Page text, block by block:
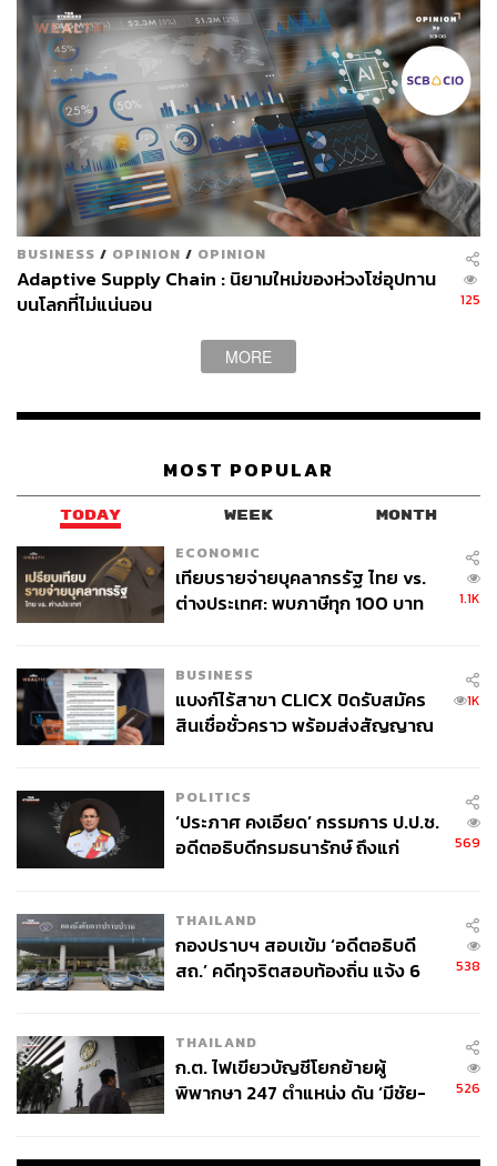
เติบโตในองค์กร หรือ Career Path ของตัวเองในภาพที่
ชัดเจนขึ้นว่าในองค์กรมี Career Path ในแต่ละสายงาน
อย่างไร และทำให้พนักงานเห็นผลการประเมิน
(Assessment) ว่ามี Skill Gap ด้านไหน และรู้ว่าต้องเติมชุด
ทักษะอะไรเพื่อพัฒนาขึ้นไปสู่ตำแหน่งนั้นๆ
เพราะพนักงานหลายคนสนใจมากขึ้นว่าตัวเองจะเติบโตใน
องค์กรได้อย่างไร ดังนั้นองค์กรจึงต้องออกแบบการฝึกอบรม
ที่ตอบโจทย์พนักงานแต่ละคนมากขึ้น การพัฒนาคนในวันนี้
ไม่ใช่แค่เพื่อองค์กรเท่านั้น แต่เพื่อช่วยให้พนักงานเติบโตใน
สายอาชีพของตัวเอง
Mentorship Programs
รุ่นพี่ในกลุ่ม Late Gen X ที่มีประสบการณ์และผู้บริหารหรือ
ภายใน 3-5 ปีข้างหน้า เป็นช่วงที่ผู้บริหารระดับ N หรือ N-1
ประเด็นสำคัญอยู่ที่การจะถ่ายทอดความรู้ หรือ Knowledge
Transfer ระหว่างคนที่เป็น Talent ในองค์กรกับผู้บริหารรุ่นพี่ที่
ขึ้น และสร้างระบบ Mentorship Programs ที่สอนคนที่จะมา
เป็น Mentor และ Mentee หรือคนที่จะได้รับการสอนด้วย
ในอดีตเราพยายามพูดว่าคนนั้นเกษียณไม่ได้ คนนี้เกษียณไม่
โครงการ Mentorship Programs เพื่อมา Matching คนที่ใกล้
จะเกษียณ และทำ Mentor ต่อเนื่องกับคนที่เก่งในองค์กร ซึ่งมี
โอกาสเข้ามาเล่นบทบาทผู้บริหารต่อได้ การทำ Mentorship
ประสบการณ์ไปยังผู้บริหารหรือพนักงานรุ่นใหม่ๆ
BUSINESS / OPINION / OPINION
Adaptive Supply Chain : นิยามใหม่ของห่วงโซ่อุปทาน
บนโลกที่ไม่แน่นอน
125
MORE
MOST POPULAR
TODAY WEEK MONTH
ECONOMIC
เทียบรายจ่ายบุคลากรรัฐ ไทย vs.
ต่างประเทศ: พบภาษีทุก 100 บาท
1.1K
BUSINESS
แบงก์ไร้สาขา CLICX ปิดรับสมัคร
สินเชื่อชั่วคราว พร้อมส่งสัญญาณ
1K
POLITICS
‘ประภาศ คงเอียด’ กรรมการ ป.ป.ช.
อดีตอธิบดีกรมธนารักษ์ ถึงแก่
569
THAILAND
กองปราบฯ สอบเข้ม ‘อดีตอธิบดี
สถ.’ คดีทุจริตสอบท้องถิ่น แจ้ง 6
538
THAILAND
ก.ต. ไฟเขียวบัญชีโยกย้ายผู้
พิพากษา 247 ตำแหน่ง ดัน ‘มีชัย-
526